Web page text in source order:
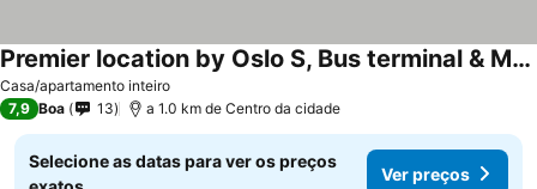
Casa/apartamento inteiro
Premier location by Oslo S, Bus terminal & Markets
7,9 Boa 13 a 1.0 km de Centro da cidade
Selecione as datas para ver os preços
Ver preços